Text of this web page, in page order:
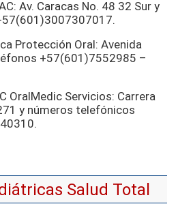
Av. Caracas No. 48 32 Sur y
Protección Oral: Avenida
+57(601)7552985 –
OralMedic Servicios: Carrera
y números telefónicos
Salud Total